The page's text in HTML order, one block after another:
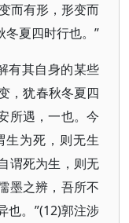
而有形，形变而
夏四时行也。”
有其自身的某些
，犹春秋冬夏四
所遇，一也。今
为死，则无生
谓死为生，则无
墨之辨，吾所不
也。”(12)郭注涉